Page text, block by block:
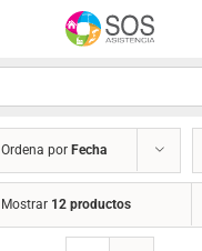
Ordena por Fecha
Mostrar 12 productos